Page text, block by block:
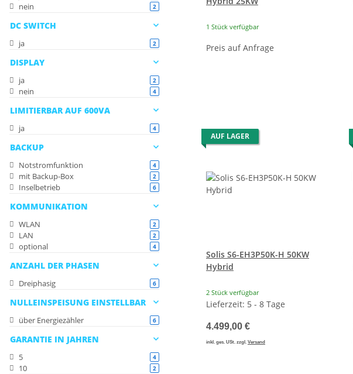
1 Stück verfügbar
Preis auf Anfrage
AUF LAGER
Solis S6-EH3P50K-H 50KW
Hybrid
2 Stück verfügbar
Lieferzeit: 5 - 8 Tage
4.499,00 €
inkl. ges. USt. zzgl. Versand
nein 2Artikel gefunden
DC SWITCH
ja 2Artikel gefunden
DISPLAY
ja 2Artikel gefunden
nein 4Artikel gefunden
LIMITIERBAR AUF 600VA
ja 4Artikel gefunden
BACKUP
Notstromfunktion 4Artikel gefunden
mit Backup-Box 2Artikel gefunden
Inselbetrieb 6Artikel gefunden
KOMMUNIKATION
WLAN 2Artikel gefunden
LAN 2Artikel gefunden
optional 4Artikel gefunden
ANZAHL DER PHASEN
Dreiphasig 6Artikel gefunden
NULLEINSPEISUNG EINSTELLBAR
über Energiezähler 6Artikel gefunden
GARANTIE IN JAHREN
5 4Artikel gefunden
10 2Artikel gefunden